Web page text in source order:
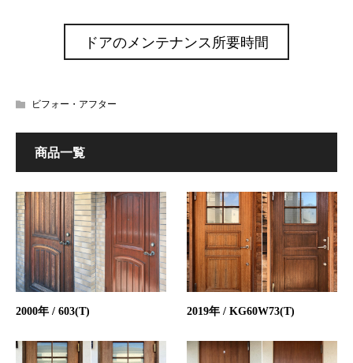
ドアのメンテナンス所要時間
ビフォー・アフター
商品一覧
2000年 / 603(T) 2019年 / KG60W73(T)